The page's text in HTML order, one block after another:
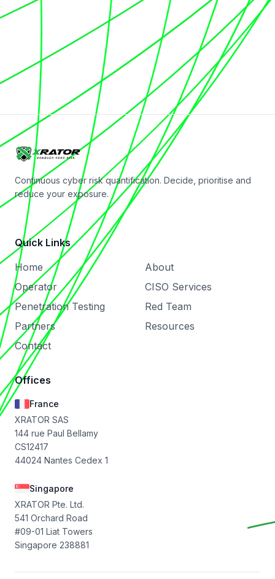
Continuous cyber risk quantification. Decide, prioritise and
reduce your exposure.
Quick Links
Home
About
Operator
CISO Services
Penetration Testing
Red Team
Partners
Resources
Contact
Offices
France
XRATOR SAS
144 rue Paul Bellamy
CS12417
44024 Nantes Cedex 1
Singapore
XRATOR Pte. Ltd.
541 Orchard Road
#09-01 Liat Towers
Singapore 238881